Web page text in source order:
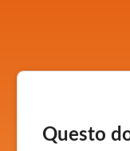
Questo